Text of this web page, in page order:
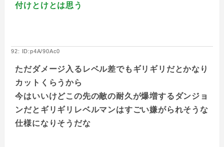
付けとけとは思う
92: ID:p4A/90Ac0
ただダメージ入るレベル差でもギリギリだとかなり
カットくらうから
今はいいけどこの先の敵の耐久が爆増するダンジョ
ンだとギリギリレベルマンはすごい嫌がられそうな
仕様になりそうだな